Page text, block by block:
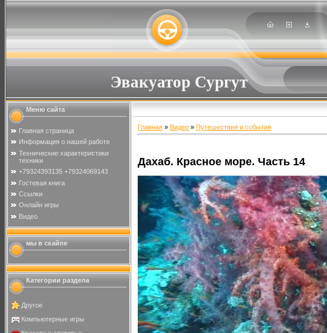
Эвакуатор Сургут
Меню сайта
Главная страница
Информация о нашей работе
Технические характеристики
техники
+79324393135 +79324069143
Гостевая книга
Ссылки
Онлайн игры
Видео
мы в скайпе
Категории раздела
Другое
Компьютерные игры
Главная » Видео » Путешествия и события
Дахаб. Красное море. Часть 14